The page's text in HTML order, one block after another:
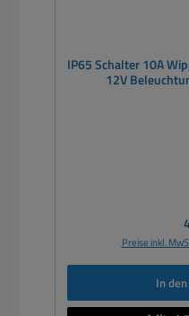
IP65 Schalter 10A
12V
Preise inkl.
In